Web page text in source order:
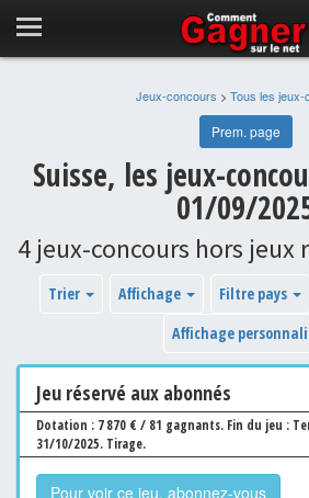
Jeux-concours > Tous les jeux-
Prem. page
Suisse, les jeux-
01/09/
4 jeux-concours hors jeux
Trier Affichage Filtre pays
Affichage
Jeu réservé aux abonnés
Dotation : 7 870 € / 81 gagnants. Fin du jeu :
31/10/2025. Tirage.
Pour voir ce jeu, abonnez-vous